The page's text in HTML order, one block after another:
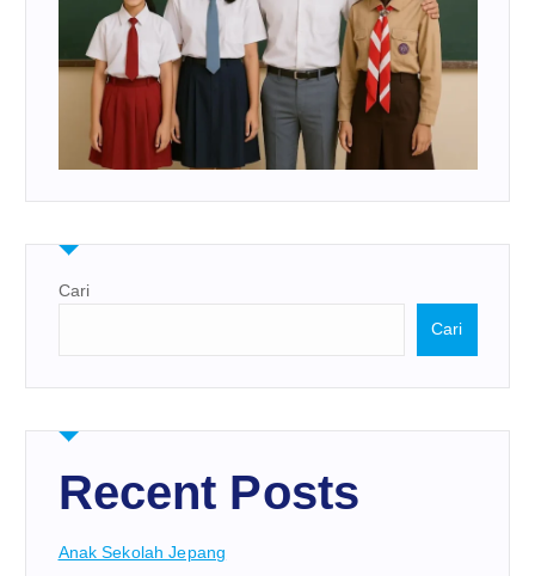
Cari
Cari
Recent Posts
Anak Sekolah Jepang